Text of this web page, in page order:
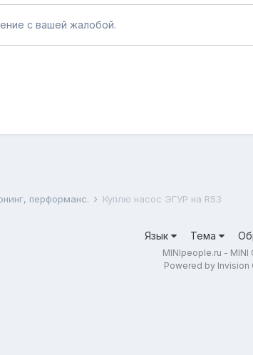
с вашей жалобой.
перформанс. Куплю насос ЭГУР на R53
Язык Тема
MINIpeople.ru - MINI
Powered by Invision